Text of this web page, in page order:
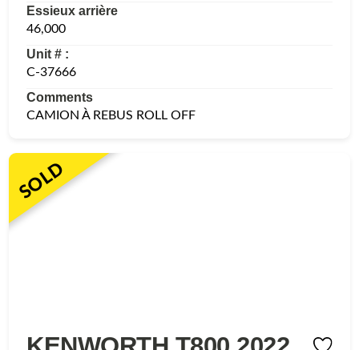
Essieux arrière
46,000
Unit # :
C-37666
Comments
CAMION À REBUS ROLL OFF
SOLD